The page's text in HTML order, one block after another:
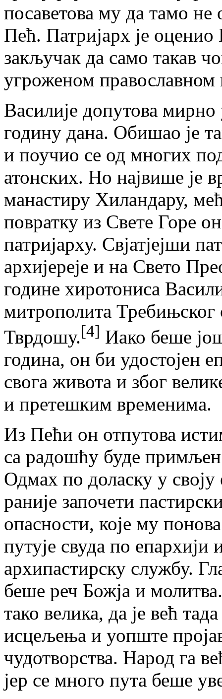
посаветова му да тамо не
Пећ. Патријарх је оценио
закључак да само такав
угроженом православном
Василије допутова
годину дана. Обишао је
и поучио се од многих
атонских. Но највише је
манастиру Хиландару,
повратку из Свете Горе
патријарху. Свјатјејши
архијереје и на Свето
године хиротониса
митрополита
Тврдошу.[4] Иако беше
година, он би удостојен
свога живота и због
и претешким временима.
Из Пећи он отпутова
са радошћу буде примљен
Одмах по доласку у своју
раније започети
опасности, које му
путује свуда по
архипастирску службу.
беше реч Божја и
тако велика, да је већ
исцељења и уопште
чудотворства. Народ га
јер се много пута беше